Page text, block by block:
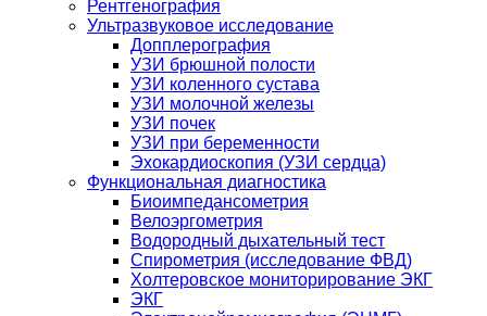
Рентгенография
Ультразвуковое исследование
Допплерография
УЗИ брюшной полости
УЗИ коленного сустава
УЗИ молочной железы
УЗИ почек
УЗИ при беременности
Эхокардиоскопия (УЗИ сердца)
Функциональная диагностика
Биоимпедансометрия
Велоэргометрия
Водородный дыхательный тест
Спирометрия (исследование ФВД)
Холтеровское мониторирование ЭКГ
ЭКГ